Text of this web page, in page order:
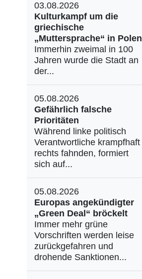
03.08.2026
Kulturkampf um die
griechische
„Muttersprache“ in Polen
Immerhin zweimal in 100
Jahren wurde die Stadt an
der...
05.08.2026
Gefährlich falsche
Prioritäten
Während linke politisch
Verantwortliche krampfhaft
rechts fahnden, formiert
sich auf...
05.08.2026
Europas angekündigter
„Green Deal“ bröckelt
Immer mehr grüne
Vorschriften werden leise
zurückgefahren und
drohende Sanktionen...